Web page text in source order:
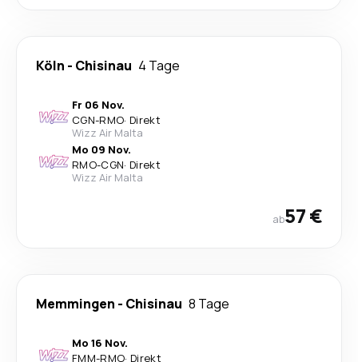
Köln - Chisinau 4 Tage
Fr 06 Nov.
CGN-RMO· Direkt
Wizz Air Malta
Mo 09 Nov.
RMO-CGN· Direkt
Wizz Air Malta
ab57 €
Memmingen - Chisinau 8 Tage
Mo 16 Nov.
FMM-RMO· Direkt